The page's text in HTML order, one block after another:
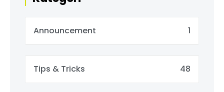
Announcement 1
Tips & Tricks 48